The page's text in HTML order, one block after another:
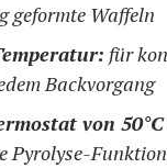
geformte Waffeln
für
Backvorgang
von
Pyrolyse-